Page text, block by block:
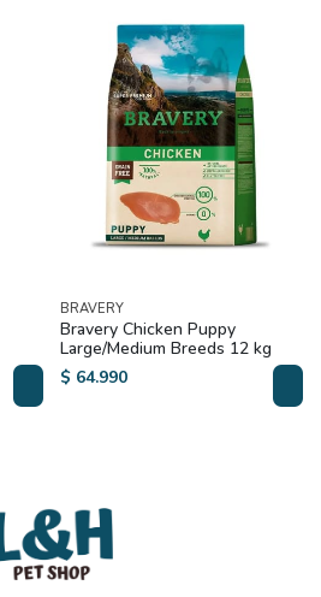
BRAVERY
Bravery Chicken Puppy
Large/Medium Breeds 12 kg
$ 64.990